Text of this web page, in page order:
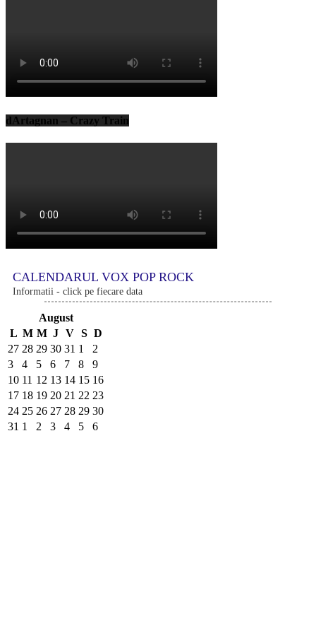
dArtagnan – Crazy Train
CALENDARUL VOX POP ROCK
Informatii - click pe fiecare data
August
L M M J V S D
27 28 29 30 31 1
2
3
4 5 6 7 8
9
10 11 12 13 14 15 16
17 18 19 20 21 22 23
24 25 26 27 28 29 30
31 1 2 3 4 5 6